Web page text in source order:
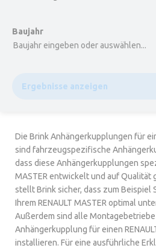
Baujahr
Baujahr eingeben oder auswählen...
Ergebnisse anzeigen
Die Brink Anhängerkupplungen für
sind fahrzeugspezifische
dass diese Anhängerkupplungen
MASTER entwickelt und auf Qualität
stellt Brink sicher, dass zum
Ihrem RENAULT MASTER optimal
Außerdem sind alle
Anhängerkupplung für einen
installieren. Für eine ausführliche